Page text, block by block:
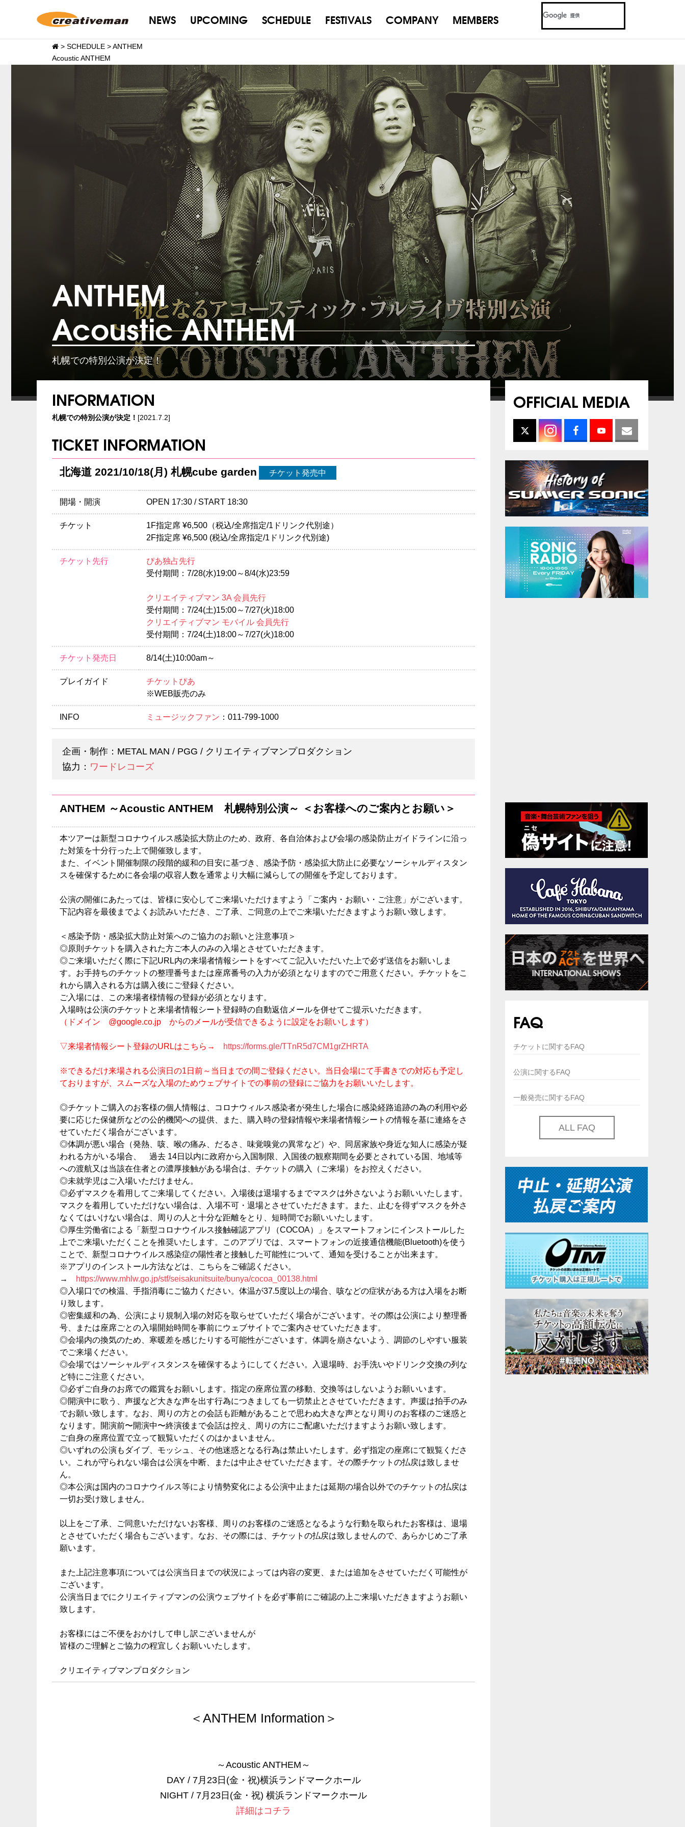
NEWS UPCOMING SCHEDULE FESTIVALS COMPANY MEMBERS
> SCHEDULE >ANTHEM
Acoustic ANTHEM
ANTHEM
Acoustic ANTHEM
札幌での特別公演が決定！
INFORMATION
札幌での特別公演が決定！ [2021.7.2]
TICKET INFORMATION
北海道 2021/10/18(月) 札幌cube garden チケット発売中
開場・開演 OPEN 17:30 / START 18:30
チケット
1F指定席 ¥6,500（税込/全席指定/1ドリンク代別途）
2F指定席 ¥6,500 (税込/全席指定/1ドリンク代別途)
チケット先行
ぴあ独占先行
受付期間：7/28(水)19:00～8/4(水)23:59
クリエイティブマン 3A 会員先行
受付期間：7/24(土)15:00～7/27(火)18:00
クリエイティブマン モバイル 会員先行
受付期間：7/24(土)18:00～7/27(火)18:00
チケット発売日 8/14(土)10:00am～
プレイガイド
チケットぴあ
※WEB販売のみ
INFO ミュージックファン ：011-799-1000
企画・制作：METAL MAN / PGG / クリエイティブマンプロダクション
協力： ワードレコーズ
ANTHEM ～Acoustic ANTHEM 札幌特別公演～ ＜お客様へのご案内とお願い＞
本ツアーは新型コロナウイルス感染拡大防止のため、政府、各自治体および会場の感染防止ガイドラインに沿っ
た対策を十分行った上で開催致します。
また、イベント開催制限の段階的緩和の目安に基づき、感染予防・感染拡大防止に必要なソーシャルディスタン
スを確保するために各会場の収容人数を通常より大幅に減らしての開催を予定しております。
公演の開催にあたっては、皆様に安心してご来場いただけますよう「ご案内・お願い・ご注意」がございます。
下記内容を最後までよくお読みいただき、ご了承、ご同意の上でご来場いただきますようお願い致します。
＜感染予防・感染拡大防止対策へのご協力のお願いと注意事項＞
◎原則チケットを購入された方ご本人のみの入場とさせていただきます。
◎ご来場いただく際に下記URL内の来場者情報シートをすべてご記入いただいた上で必ず送信をお願いしま
す。お手持ちのチケットの整理番号または座席番号の入力が必須となりますのでご用意ください。チケットをこ
れから購入される方は購入後にご登録ください。
ご入場には、この来場者様情報の登録が必須となります。
入場時は公演のチケットと来場者情報シート登録時の自動返信メールを併せてご提示いただきます。
（ドメイン @google.co.jp からのメールが受信できるように設定をお願いします）
▽来場者情報シート登録のURLはこちら→ https://forms.gle/TTnR5d7CM1grZHRTA
※できるだけ来場される公演日の1日前～当日までの間ご登録ください。当日会場にて手書きでの対応も予定し
ておりますが、スムーズな入場のためウェブサイトでの事前の登録にご協力をお願いいたします。
◎チケットご購入のお客様の個人情報は、コロナウィルス感染者が発生した場合に感染経路追跡の為の利用や必
要に応じた保健所などの公的機関への提供、また、購入時の登録情報や来場者情報シートの情報を基に連絡をさ
せていただく場合がございます。
◎体調が悪い場合（発熱、咳、喉の痛み、だるさ、味覚嗅覚の異常など）や、同居家族や身近な知人に感染が疑
われる方がいる場合、 過去 14日以内に政府から入国制限、入国後の観察期間を必要とされている国、地域等
への渡航又は当該在住者との濃厚接触がある場合は、チケットの購入（ご来場）をお控えください。
◎未就学児はご入場いただけません。
◎必ずマスクを着用してご来場してください。入場後は退場するまでマスクは外さないようお願いいたします。
マスクを着用していただけない場合は、入場不可・退場とさせていただきます。また、止むを得ずマスクを外さ
なくてはいけない場合は、周りの人と十分な距離をとり、短時間でお願いいたします。
◎厚生労働省による「新型コロナウイルス接触確認アプリ（COCOA）」をスマートフォンにインストールした
上でご来場いただくことを推奨いたします。このアプリでは、スマートフォンの近接通信機能(Bluetooth)を使う
ことで、新型コロナウイルス感染症の陽性者と接触した可能性について、通知を受けることが出来ます。
※アプリのインストール方法などは、こちらをご確認ください。
→
https://www.mhlw.go.jp/stf/seisakunitsuite/bunya/cocoa_00138.html
◎入場口での検温、手指消毒にご協力ください。体温が37.5度以上の場合、咳などの症状がある方は入場をお断
り致します。
◎密集緩和の為、公演により規制入場の対応を取らせていただく場合がございます。その際は公演により整理番
号、または座席ごとの入場開始時間を事前にウェブサイトでご案内させていただきます。
◎会場内の換気のため、寒暖差を感じたりする可能性がございます。体調を崩さないよう、調節のしやすい服装
でご来場ください。
◎会場ではソーシャルディスタンスを確保するようにしてください。入退場時、お手洗いやドリンク交換の列な
ど特にご注意ください。
◎必ずご自身のお席での鑑賞をお願いします。指定の座席位置の移動、交換等はしないようお願いいます。
◎開演中に歌う、声援など大きな声を出す行為につきましても一切禁止とさせていただきます。声援は拍手のみ
でお願い致します。なお、周りの方との会話も距離があることで思わぬ大きな声となり周りのお客様のご迷惑と
なります。開演前〜開演中〜終演後まで会話は控え、周りの方にご配慮いただけますようお願い致します。
ご自身の座席位置で立って観覧いただくのはかまいません。
◎いずれの公演もダイブ、モッシュ、その他迷惑となる行為は禁止いたします。必ず指定の座席にて観覧くださ
い。これが守られない場合は公演を中断、または中止させていただきます。その際チケットの払戻は致しませ
ん。
◎本公演は国内のコロナウイルス等により情勢変化による公演中止または延期の場合以外でのチケットの払戻は
一切お受け致しません。
以上をご了承、ご同意いただけないお客様、周りのお客様のご迷惑となるような行動を取られたお客様は、退場
とさせていただく場合もございます。なお、その際には、チケットの払戻は致しませんので、あらかじめご了承
願います。
また上記注意事項については公演当日までの状況によっては内容の変更、または追加をさせていただく可能性が
ございます。
公演当日までにクリエイティブマンの公演ウェブサイトを必ず事前にご確認の上ご来場いただきますようお願い
致します。
お客様にはご不便をおかけして申し訳ございませんが
皆様のご理解とご協力の程宜しくお願いいたします。
クリエイティブマンプロダクション
＜ANTHEM Information＞
～Acoustic ANTHEM～
DAY / 7月23日(金・祝)横浜ランドマークホール
NIGHT / 7月23日(金・祝) 横浜ランドマークホール
詳細はコチラ
OFFICIAL MEDIA
FAQ
チケットに関するFAQ
公演に関するFAQ
一般発売に関するFAQ
ALL FAQ